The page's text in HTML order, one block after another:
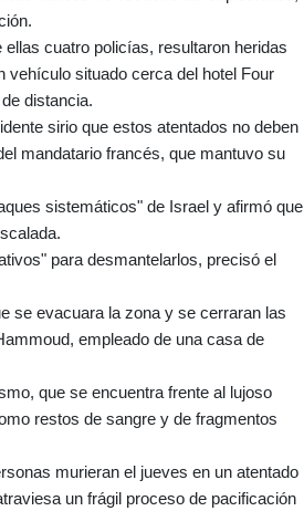
cuatro policías, resultaron heridas
vehículo situado cerca del hotel Four
distancia.
sirio que estos atentados no deben
mandatario francés, que mantuvo su
sistemáticos" de Israel y afirmó que
para desmantelarlos, precisó el
se evacuara la zona y se cerraran las
empleado de una casa de
que se encuentra frente al lujoso
restos de sangre y de fragmentos
murieran el jueves en un atentado
un frágil proceso de pacificación